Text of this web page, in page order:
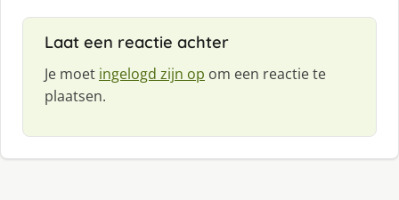
Laat een reactie achter
Je moet ingelogd zijn op om een reactie te
plaatsen.